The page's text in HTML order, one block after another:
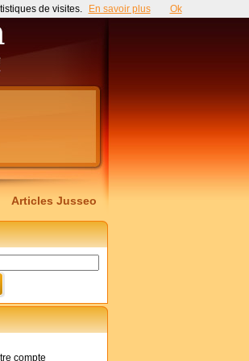
Articles Jusseo
compte
de visites. En savoir plus Ok